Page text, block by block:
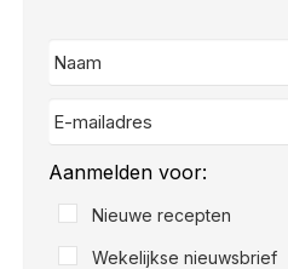
Aanmelden voor:
Nieuwe recepten
Wekelijkse nieuwsbrief